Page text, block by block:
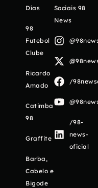
Días
98
Futebol
Clube
Ricardo
Amado
Catimba
98
Graffite
Barba,
Cabelo e
Bigode
Sociais 98
News
/
/98-
news-
oficial